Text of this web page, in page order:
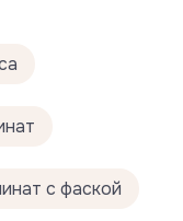
с фаской